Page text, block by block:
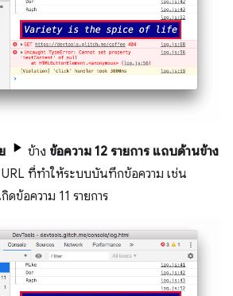
ข้าง ข้อความ 12 รายการ แถบด้านข้าง
URL ที่ทำให้ระบบบันทึกข้อความ เช่น
ดข้อความ 11 รายการ